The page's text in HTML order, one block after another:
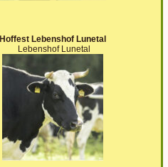
Hoffest Lebenshof Lunetal
Lebenshof Lunetal